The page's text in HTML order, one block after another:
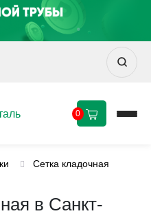
0
Сетка кладочная
в Санкт-